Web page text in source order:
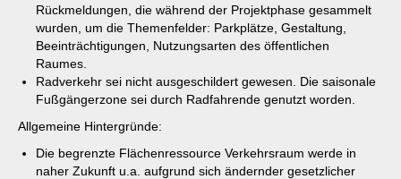
Rückmeldungen, die während der Projektphase gesammelt
wurden, um die Themenfelder: Parkplätze, Gestaltung,
Beeinträchtigungen, Nutzungsarten des öffentlichen
Raumes.
Radverkehr sei nicht ausgeschildert gewesen. Die saisonale
Fußgängerzone sei durch Radfahrende genutzt worden.
Allgemeine Hintergründe:
Die begrenzte Flächenressource Verkehrsraum werde in
naher Zukunft u.a. aufgrund sich ändernder gesetzlicher